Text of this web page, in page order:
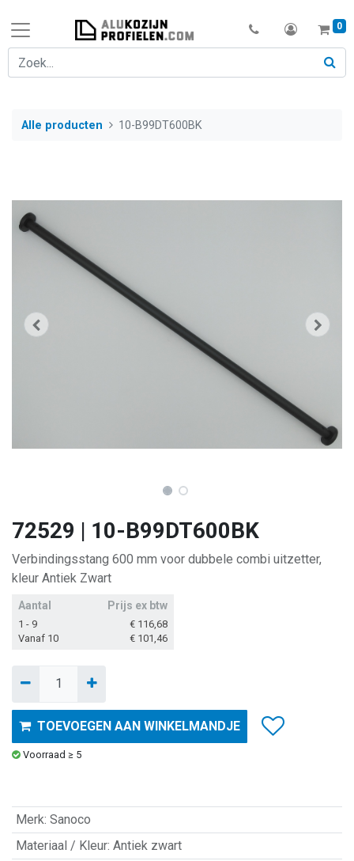
0
Alle producten 10-B99DT600BK
72529 | 10-B99DT600BK
Verbindingsstang 600 mm voor dubbele combi uitzetter,
kleur Antiek Zwart
Aantal Prijs ex btw
1 - 9 € 116,68
Vanaf 10
€ 101,46
TOEVOEGEN AAN WINKELMANDJE
Voorraad ≥ 5
Merk: Sanoco
Materiaal / Kleur: Antiek zwart